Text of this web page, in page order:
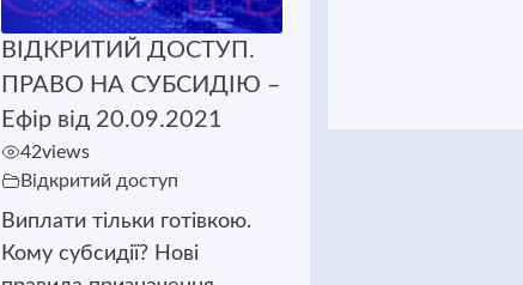
ВІДКРИТИЙ ДОСТУП.
ПРАВО НА СУБСИДІЮ –
Ефір від 20.09.2021
42views
Відкритий доступ
Виплати тільки готівкою.
Кому субсидії? Нові